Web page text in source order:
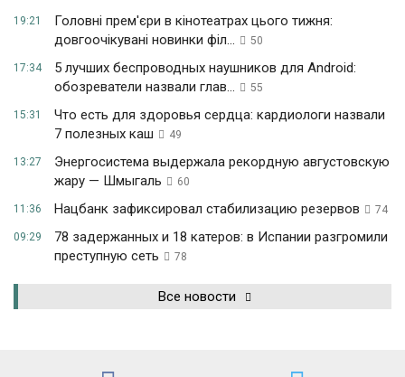
19:21
Головні прем'єри в кінотеатрах цього тижня:
довгоочікувані новинки філ...
50
17:34
5 лучших беспроводных наушников для Android:
обозреватели назвали глав...
55
15:31
Что есть для здоровья сердца: кардиологи назвали
7 полезных каш
49
13:27
Энергосистема выдержала рекордную августовскую
жару — Шмыгаль
60
11:36 Нацбанк зафиксировал стабилизацию резервов 74
09:29
78 задержанных и 18 катеров: в Испании разгромили
преступную сеть
78
Все новости